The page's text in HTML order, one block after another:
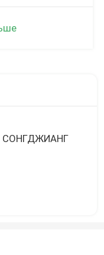
СОНГДЖИАНГ